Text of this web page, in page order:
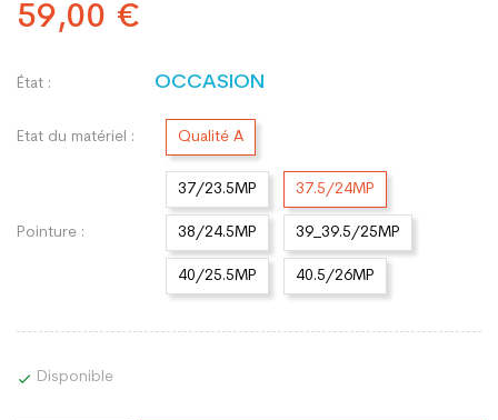
59,00 €
État : OCCASION
Etat du matériel : Qualité A
Pointure :
37/23.5MP 37.5/24MP
38/24.5MP 39_39.5/25MP
40/25.5MP 40.5/26MP
 Disponible